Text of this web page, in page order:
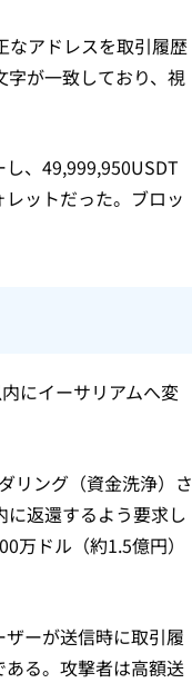
なアドレスを取引履歴
が一致しており、視
、49,999,950USDT
ットだった。ブロッ
にイーサリアムへ変
リング（資金洗浄）さ
返還するよう要求し
万ドル（約1.5億円）
ーが送信時に取引履
る。攻撃者は高額送